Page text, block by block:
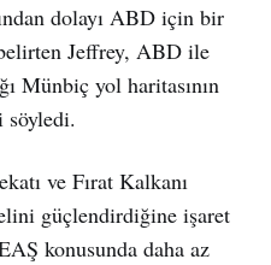
dolayı ABD için bir
Jeffrey, ABD ile
Münbiç yol haritasının
söyledi.
ve Fırat Kalkanı
güçlendirdiğine işaret
konusunda daha az